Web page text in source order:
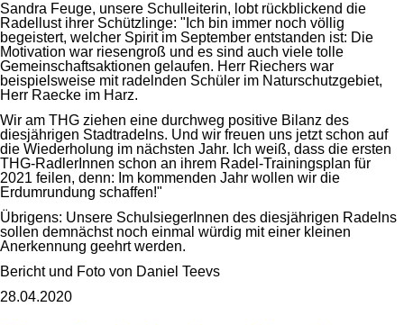
Sandra Feuge, unsere Schulleiterin, lobt rückblickend die
Radellust ihrer Schützlinge: "Ich bin immer noch völlig
begeistert, welcher Spirit im September entstanden ist: Die
Motivation war riesengroß und es sind auch viele tolle
Gemeinschaftsaktionen gelaufen. Herr Riechers war
beispielsweise mit radelnden Schüler im Naturschutzgebiet,
Herr Raecke im Harz.
Wir am THG ziehen eine durchweg positive Bilanz des
diesjährigen Stadtradelns. Und wir freuen uns jetzt schon auf
die Wiederholung im nächsten Jahr. Ich weiß, dass die ersten
THG-RadlerInnen schon an ihrem Radel-Trainingsplan für
2021 feilen, denn: Im kommenden Jahr wollen wir die
Erdumrundung schaffen!"
Übrigens: Unsere SchulsiegerInnen des diesjährigen Radelns
sollen demnächst noch einmal würdig mit einer kleinen
Anerkennung geehrt werden.
Bericht und Foto von Daniel Teevs
28.04.2020